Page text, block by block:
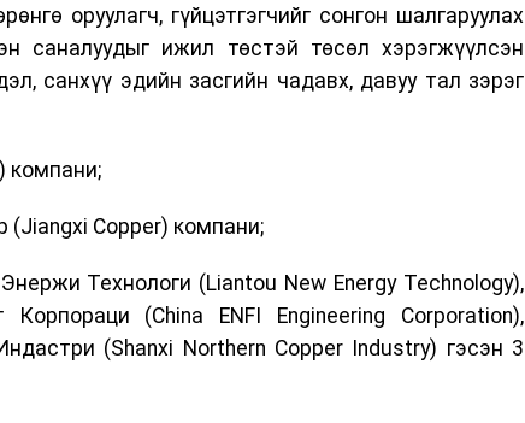
оруулагч, гүйцэтгэгчийг сонгон шалгаруулах
саналуудыг ижил төстэй төсөл хэрэгжүүлсэн
санхүү эдийн засгийн чадавх, давуу тал зэрэг
компани;
Copper) компани;
Технологи (Liantou New Energy Technology),
(China ENFI Engineering Corporation),
(Shanxi Northern Copper Industry) гэсэн 3